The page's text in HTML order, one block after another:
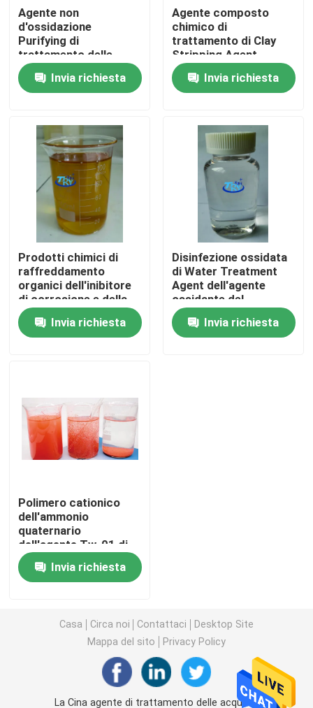
PRODOTTI
CIRCA GLI STATI UNITI
Giro della fabbrica
Controllo di qualità
Contattici
Notizie
Richieda una citazione
Prodotti di prodotti chimici fini
Tensioattivo cationico
Tensioattivo non ionico
Plastificante
Agente non
d'ossidazione
Purifying di
trattamento delle
acque dei prodotti
chimici del fungicida
Invia richiesta
Agente composto
chimico di
trattamento di Clay
Stripping Agent
Circulating Water del
fungicidaInvia richiesta
Prodotti chimici di
raffreddamento
organici dell'inibitore
di corrosione e della
scala per la
circolazione della
caldaia della torre di
Invia richiesta
Disinfezione ossidata
di Water Treatment
Agent dell'agente
ossidante del
fungicida
Invia richiesta
Polimero cationico
dell'ammonio
quaternario
dell'agente Tw-01 di
Decoloring dell'acqua
Invia richiesta
Casa Circa noi Contattaci
Desktop Site
Mappa del sito
Privacy Policy
La Cina agente di trattamento delle acque di